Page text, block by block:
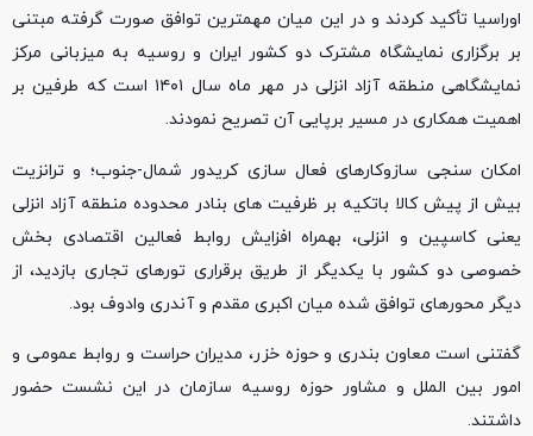
اوراسیا تأکید کردند و در این میان مهمترین توافق صورت گرفته مبتنی
بر برگزاری نمایشگاه مشترک دو کشور ایران و روسیه به میزبانی مرکز
نمایشگاهی منطقه آزاد انزلی در مهر ماه سال ۱۴۰۱ است که طرفین بر
اهمیت همکاری در مسیر برپایی آن تصریح نمودند.
امکان سنجی سازوکارهای فعال سازی کریدور شمال-جنوب؛ و ترانزیت
بیش از پیش کالا باتکیه بر ظرفیت های بنادر محدوده منطقه آزاد انزلی
یعنی کاسپین و انزلی، بهمراه افزایش روابط فعالین اقتصادی بخش
خصوصی دو کشور با یکدیگر از طریق برقراری تورهای تجاری بازدید، از
دیگر محورهای توافق شده میان اکبری مقدم و آندری وادوف بود.
گفتنی است معاون بندری و حوزه خزر، مدیران حراست و روابط عمومی و
امور بین الملل و مشاور حوزه روسیه سازمان در این نشست حضور
داشتند.